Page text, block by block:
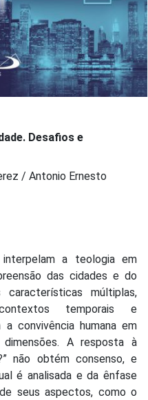
Desafios e
/ Antonio Ernesto
a teologia em
das cidades e do
características múltiplas,
temporais e
convivência humana em
A resposta à
não obtém consenso, e
é analisada e da ênfase
seus aspectos, como o